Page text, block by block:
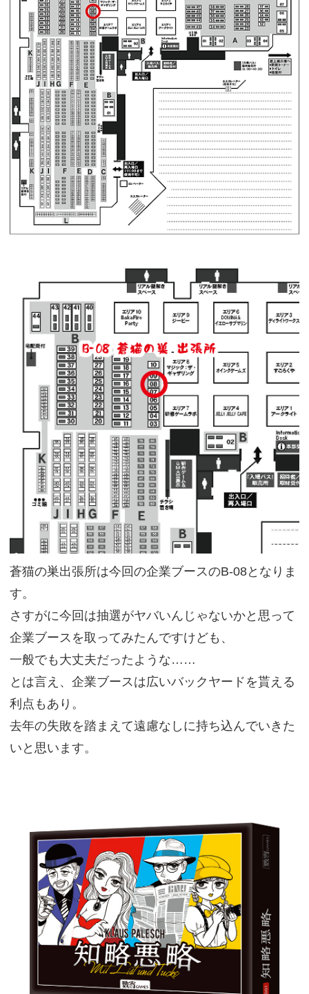
蒼猫の巣出張所は今回の企業ブースのB-08となりま
す。
さすがに今回は抽選がヤバいんじゃないかと思って
企業ブースを取ってみたんですけども、
一般でも大丈夫だったような……
とは言え、企業ブースは広いバックヤードを貰える
利点もあり。
去年の失敗を踏まえて遠慮なしに持ち込んでいきた
いと思います。